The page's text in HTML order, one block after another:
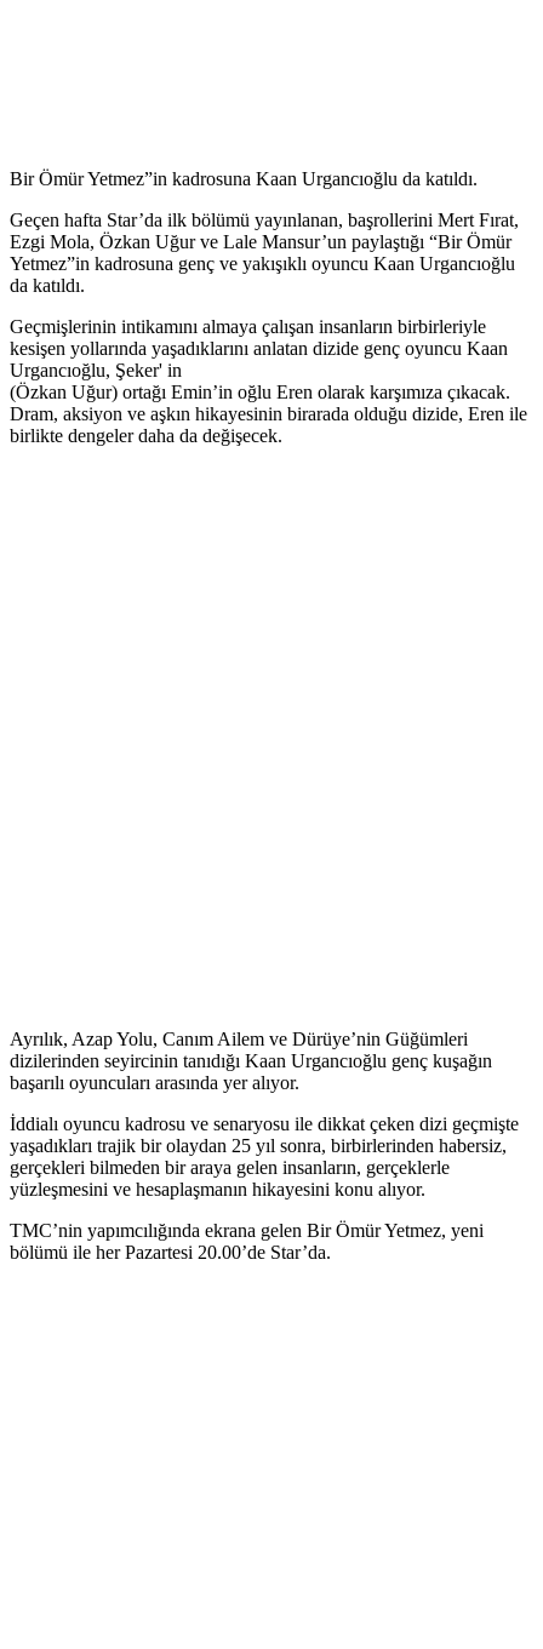
Bir Ömür Yetmez”in kadrosuna Kaan Urgancıoğlu da katıldı.
Geçen hafta Star’da ilk bölümü yayınlanan, başrollerini Mert Fırat,
Ezgi Mola, Özkan Uğur ve Lale Mansur’un paylaştığı “Bir Ömür
Yetmez”in kadrosuna genç ve yakışıklı oyuncu Kaan Urgancıoğlu
da katıldı.
Geçmişlerinin intikamını almaya çalışan insanların birbirleriyle
kesişen yollarında yaşadıklarını anlatan dizide genç oyuncu Kaan
Urgancıoğlu, Şeker' in
(Özkan Uğur) ortağı Emin’in oğlu Eren olarak karşımıza çıkacak.
Dram, aksiyon ve aşkın hikayesinin birarada olduğu dizide, Eren ile
birlikte dengeler daha da değişecek.
Ayrılık, Azap Yolu, Canım Ailem ve Dürüye’nin Güğümleri
dizilerinden seyircinin tanıdığı Kaan Urgancıoğlu genç kuşağın
başarılı oyuncuları arasında yer alıyor.
İddialı oyuncu kadrosu ve senaryosu ile dikkat çeken dizi geçmişte
yaşadıkları trajik bir olaydan 25 yıl sonra, birbirlerinden habersiz,
gerçekleri bilmeden bir araya gelen insanların, gerçeklerle
yüzleşmesini ve hesaplaşmanın hikayesini konu alıyor.
TMC’nin yapımcılığında ekrana gelen Bir Ömür Yetmez, yeni
bölümü ile her Pazartesi 20.00’de Star’da.